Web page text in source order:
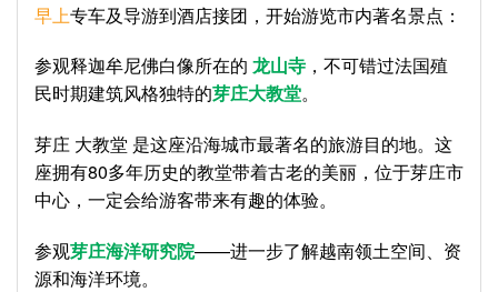
早上专车及导游到酒店接团，开始游览市内著名景点：
参观释迦牟尼佛白像所在的 龙山寺 ，不可错过法国殖
民时期建筑风格独特的芽庄大教堂。
芽庄 大教堂 是这座沿海城市最著名的旅游目的地。这
座拥有80多年历史的教堂带着古老的美丽，位于芽庄市
中心，一定会给游客带来有趣的体验。
参观芽庄海洋研究院——进一步了解越南领土空间、资
源和海洋环境。